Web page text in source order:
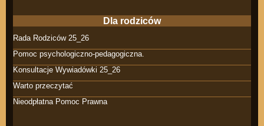
Dla rodziców
Rada Rodziców 25_26
Pomoc psychologiczno-pedagogiczna.
Konsultacje Wywiadówki 25_26
Warto przeczytać
Nieodpłatna Pomoc Prawna